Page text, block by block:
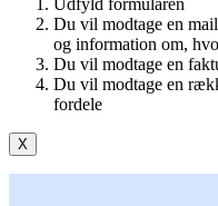
Udfyld formularen
Du vil modtage en
og information om,
Du vil modtage en
Du vil modtage en
fordele
X